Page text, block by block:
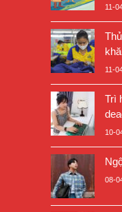
11-
11-
Trì
10-
08-